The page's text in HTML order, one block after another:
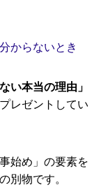
からないとき
い本当の理由」
レゼントしてい
始め」の要素を
別物です。